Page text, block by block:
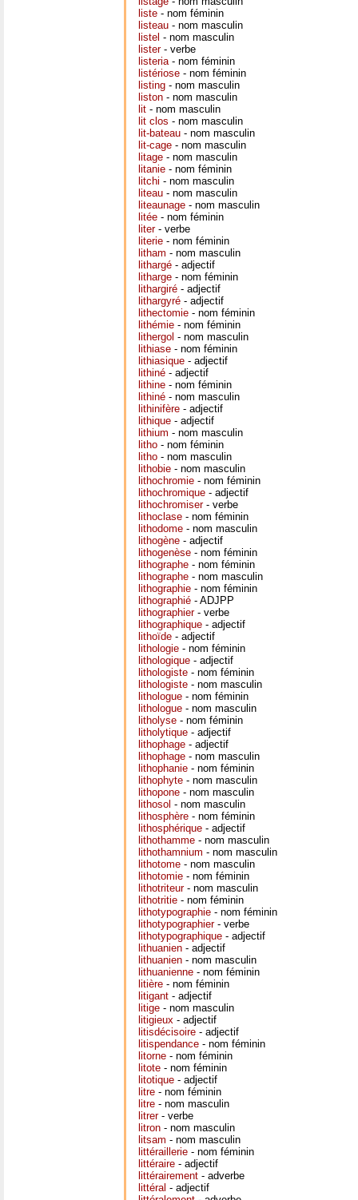
liste - nom féminin
listeau - nom masculin
listel - nom masculin
lister- verbe
listeria- nom féminin
listériose - nom féminin
listing - nom masculin
liston - nom masculin
lit - nom masculin
lit clos - nom masculin
lit-bateau - nom masculin
lit-cage - nom masculin
litage - nom masculin
litanie - nom féminin
litchi - nom masculin
liteau - nom masculin
liteaunage - nom masculin
litée - nom féminin
liter- verbe
literie - nom féminin
litham - nom masculin
lithargé - adjectif
litharge - nom féminin
lithargiré - adjectif
lithargyré - adjectif
lithectomie - nom féminin
lithémie - nom féminin
lithergol - nom masculin
lithiase - nom féminin
lithiasique - adjectif
lithiné - adjectif
lithine - nom féminin
lithiné - nom masculin
lithinifère - adjectif
lithique - adjectif
lithium - nom masculin
litho - nom féminin
litho - nom masculin
lithobie - nom masculin
lithochromie - nom féminin
lithochromique - adjectif
lithochromiser- verbe
lithoclase - nom féminin
lithodome - nom masculin
lithogène - adjectif
lithogenèse - nom féminin
lithographe - nom féminin
lithographe - nom masculin
lithographie - nom féminin
lithographié - ADJPP
lithographier- verbe
lithographique - adjectif
lithoïde - adjectif
lithologie - nom féminin
lithologique - adjectif
lithologiste - nom féminin
lithologiste - nom masculin
lithologue - nom féminin
lithologue - nom masculin
litholyse - nom féminin
litholytique - adjectif
lithophage - adjectif
lithophage - nom masculin
lithophanie - nom féminin
lithophyte - nom masculin
lithopone - nom masculin
lithosol - nom masculin
lithosphère - nom féminin
lithosphérique - adjectif
lithothamme - nom masculin
lithothamnium - nom masculin
lithotome - nom masculin
lithotomie - nom féminin
lithotriteur- nom masculin
lithotritie - nom féminin
lithotypographie - nom féminin
lithotypographier- verbe
lithotypographique - adjectif
lithuanien - adjectif
lithuanien - nom masculin
lithuanienne - nom féminin
litière - nom féminin
litigant - adjectif
litige - nom masculin
litigieux - adjectif
litisdécisoire - adjectif
litispendance - nom féminin
litorne - nom féminin
litote - nom féminin
litotique - adjectif
litre - nom féminin
litre - nom masculin
litrer- verbe
litron - nom masculin
litsam - nom masculin
littéraillerie - nom féminin
littéraire - adjectif
littérairement - adverbe
littéral - adjectif